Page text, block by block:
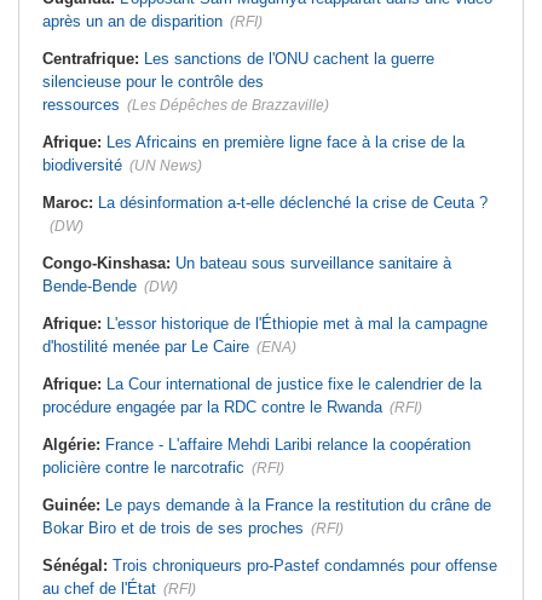
après un an de disparition (RFI)
Centrafrique: Les sanctions de l'ONU cachent la guerre
silencieuse pour le contrôle des
ressources (Les Dépêches de Brazzaville)
Afrique: Les Africains en première ligne face à la crise de la
biodiversité (UN News)
Maroc: La désinformation a-t-elle déclenché la crise de Ceuta ?
(DW)
Congo-Kinshasa: Un bateau sous surveillance sanitaire à
Bende-Bende (DW)
Afrique: L'essor historique de l'Éthiopie met à mal la campagne
d'hostilité menée par Le Caire (ENA)
Afrique: La Cour international de justice fixe le calendrier de la
procédure engagée par la RDC contre le Rwanda (RFI)
Algérie: France - L'affaire Mehdi Laribi relance la coopération
policière contre le narcotrafic (RFI)
Guinée: Le pays demande à la France la restitution du crâne de
Bokar Biro et de trois de ses proches (RFI)
Sénégal: Trois chroniqueurs pro-Pastef condamnés pour offense
au chef de l'État (RFI)